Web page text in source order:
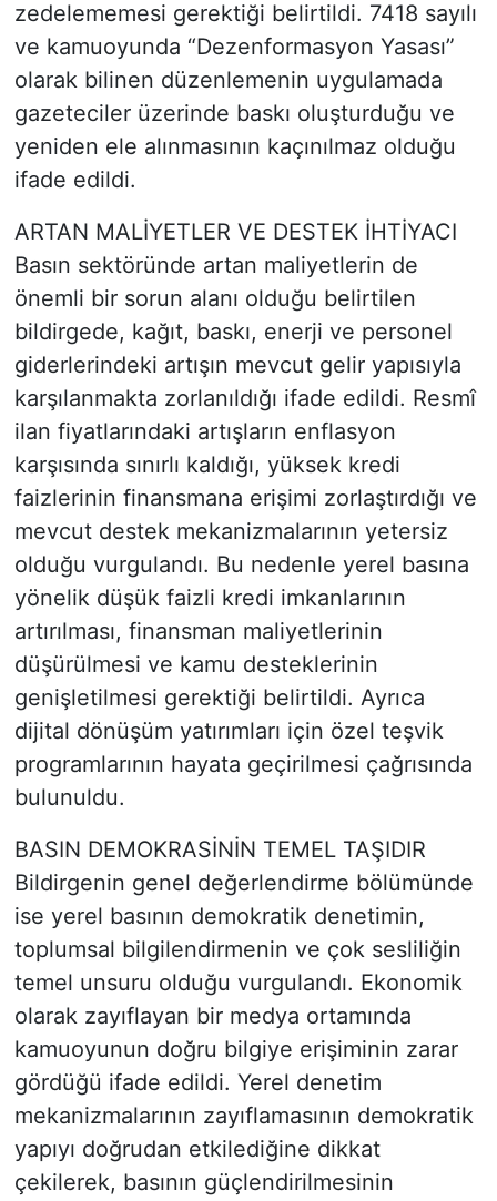
zedelememesi gerektiği belirtildi. 7418 sayılı
ve kamuoyunda “Dezenformasyon Yasası”
olarak bilinen düzenlemenin uygulamada
gazeteciler üzerinde baskı oluşturduğu ve
yeniden ele alınmasının kaçınılmaz olduğu
ifade edildi.
ARTAN MALİYETLER VE DESTEK İHTİYACI
Basın sektöründe artan maliyetlerin de
önemli bir sorun alanı olduğu belirtilen
bildirgede, kağıt, baskı, enerji ve personel
giderlerindeki artışın mevcut gelir yapısıyla
karşılanmakta zorlanıldığı ifade edildi. Resmî
ilan fiyatlarındaki artışların enflasyon
karşısında sınırlı kaldığı, yüksek kredi
faizlerinin finansmana erişimi zorlaştırdığı ve
mevcut destek mekanizmalarının yetersiz
olduğu vurgulandı. Bu nedenle yerel basına
yönelik düşük faizli kredi imkanlarının
artırılması, finansman maliyetlerinin
düşürülmesi ve kamu desteklerinin
genişletilmesi gerektiği belirtildi. Ayrıca
dijital dönüşüm yatırımları için özel teşvik
programlarının hayata geçirilmesi çağrısında
bulunuldu.
BASIN DEMOKRASİNİN TEMEL TAŞIDIR
Bildirgenin genel değerlendirme bölümünde
ise yerel basının demokratik denetimin,
toplumsal bilgilendirmenin ve çok sesliliğin
temel unsuru olduğu vurgulandı. Ekonomik
olarak zayıflayan bir medya ortamında
kamuoyunun doğru bilgiye erişiminin zarar
gördüğü ifade edildi. Yerel denetim
mekanizmalarının zayıflamasının demokratik
yapıyı doğrudan etkilediğine dikkat
çekilerek, basının güçlendirilmesinin